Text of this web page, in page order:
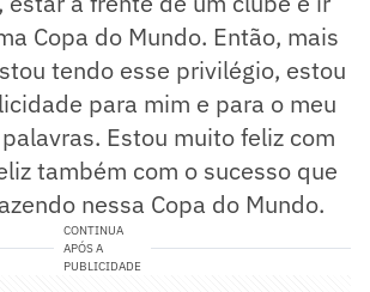
Copa do Mundo. Então, mais
tendo esse privilégio, estou
para mim e para o meu
Estou muito feliz com
também com o sucesso que
nessa Copa do Mundo.
CONTINUA
APÓS A
PUBLICIDADE